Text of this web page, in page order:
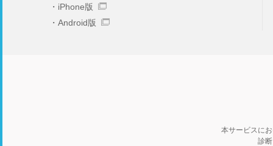
iPhone版
Android版
本サービスに
診